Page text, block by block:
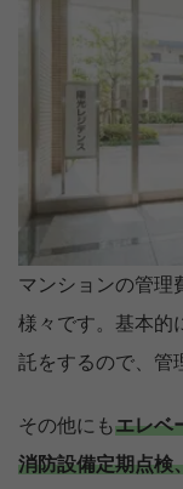
マンションの管理
様々です。基本的
託をするので、管
その他にもエレベ
消防設備定期点検